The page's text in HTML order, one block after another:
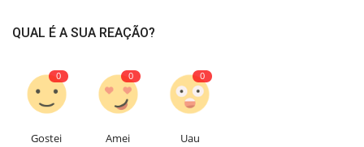
QUAL É A SUA REAÇÃO?
0
Gostei
0
Amei
0
Uau